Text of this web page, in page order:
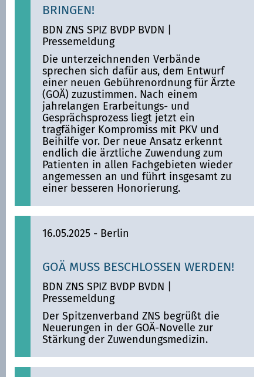
BRINGEN!
BDN ZNS SPIZ BVDP BVDN
Pressemeldung
Die unterzeichnenden Verbände
sprechen sich dafür aus, dem Entwurf
einer neuen Gebührenordnung für Ärzte
(GOÄ) zuzustimmen. Nach einem
jahrelangen Erarbeitungs- und
Gesprächsprozess liegt jetzt ein
tragfähiger Kompromiss mit PKV und
Beihilfe vor. Der neue Ansatz erkennt
endlich die ärztliche Zuwendung zum
Patienten in allen Fachgebieten wieder
angemessen an und führt insgesamt zu
einer besseren Honorierung.
16.05.2025 - Berlin
GOÄ MUSS BESCHLOSSEN WERDEN!
BDN ZNS SPIZ BVDP BVDN
Pressemeldung
Der Spitzenverband ZNS begrüßt die
Neuerungen in der GOÄ-Novelle zur
Stärkung der Zuwendungsmedizin.